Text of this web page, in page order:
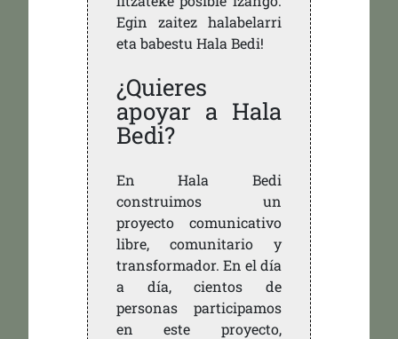
Egin zaitez halabelarri
eta babestu Hala Bedi!
¿Quieres
apoyar a Hala
Bedi?
En Hala Bedi
construimos un
proyecto comunicativo
libre, comunitario y
transformador. En el día
a día, cientos de
personas participamos
en este proyecto,